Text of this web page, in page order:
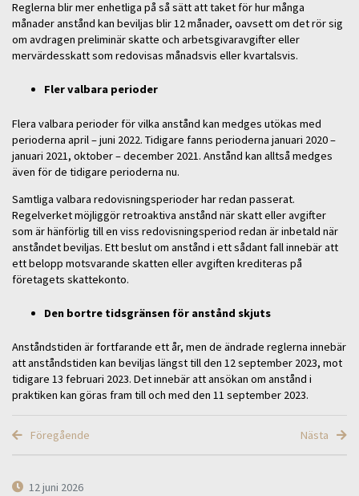
Reglerna blir mer enhetliga på så sätt att taket för hur många
månader anstånd kan beviljas blir 12 månader, oavsett om det rör sig
om avdragen preliminär skatte och arbetsgivaravgifter eller
mervärdesskatt som redovisas månadsvis eller kvartalsvis.
Fler valbara perioder
Flera valbara perioder för vilka anstånd kan medges utökas med
perioderna april – juni 2022. Tidigare fanns perioderna januari 2020 –
januari 2021, oktober – december 2021. Anstånd kan alltså medges
även för de tidigare perioderna nu.
Samtliga valbara redovisningsperioder har redan passerat.
Regelverket möjliggör retroaktiva anstånd när skatt eller avgifter
som är hänförlig till en viss redovisningsperiod redan är inbetald när
anståndet beviljas. Ett beslut om anstånd i ett sådant fall innebär att
ett belopp motsvarande skatten eller avgiften krediteras på
företagets skattekonto.
Den bortre tidsgränsen för anstånd skjuts
Anståndstiden är fortfarande ett år, men de ändrade reglerna innebär
att anståndstiden kan beviljas längst till den 12 september 2023, mot
tidigare 13 februari 2023. Det innebär att ansökan om anstånd i
praktiken kan göras fram till och med den 11 september 2023.
Föregående Nästa
12 juni 2026